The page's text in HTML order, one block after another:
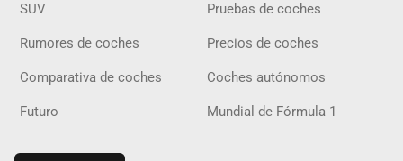
SUV Pruebas de coches
Rumores de coches Precios de coches
Comparativa de coches Coches autónomos
Futuro Mundial de Fórmula 1